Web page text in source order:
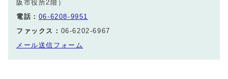
阪市役所2階）
電話： 06-6208-9951
ファックス： 06-6202-6967
メール送信フォーム